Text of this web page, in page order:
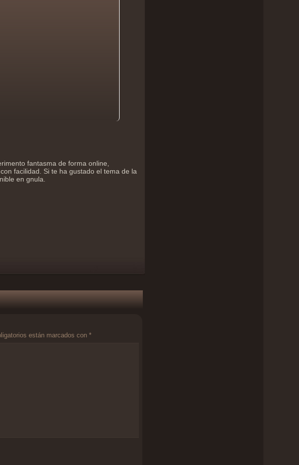
fantasma de forma online,
facilidad. Si te ha gustado el tema de la
en gnula.
están marcados con *